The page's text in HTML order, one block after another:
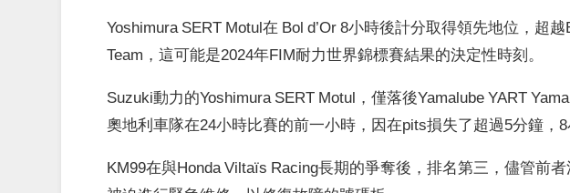
Yoshimura SERT Motul在 Bol d’Or 8小時後計分取得領先地位，超
Team，這可能是2024年FIM耐力世界錦標賽結果的決定性時刻。
Suzuki動力的Yoshimura SERT Motul，僅落後Yamalube YART
奧地利車隊在24小時比賽的前一小時，因在pits損失了超過5分鐘，8
KM99在與Honda Viltaïs Racing長期的爭奪後，排名第三，儘管前